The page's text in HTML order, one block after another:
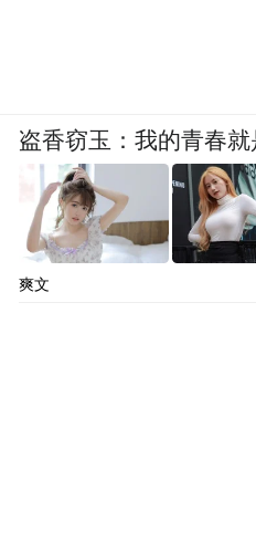
盗香窃玉：我的青春
爽文